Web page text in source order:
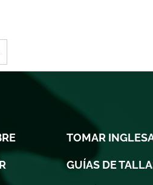
TOMAR
GUÍAS DE